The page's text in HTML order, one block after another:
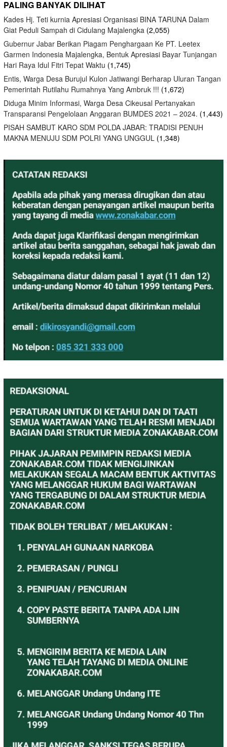
PALING BANYAK DILIHAT
Kades Hj. Teti kurnia Apresiasi Organisasi BINA TARUNA Dalam
Giat Peduli Sampah di Cidulang Majalengka (2,055)
Gubernur Jabar Berikan Piagam Penghargaan Ke PT. Leetex
Garmen Indonesia Majalengka, Bentuk Apresiasi Bayar Tunjangan
Hari Raya Idul Fitri Tepat Waktu (1,745)
Entis, Warga Desa Burujul Kulon Jatiwangi Berharap Uluran Tangan
Pemerintah Rutilahu Rumahnya Yang Ambruk !!! (1,672)
Diduga Minim Informasi, Warga Desa Cikeusal Pertanyakan
Transparansi Pengelolaan Anggaran BUMDES 2021 – 2024. (1,443)
PISAH SAMBUT KARO SDM POLDA JABAR: TRADISI PENUH
MAKNA MENUJU SDM POLRI YANG UNGGUL (1,348)